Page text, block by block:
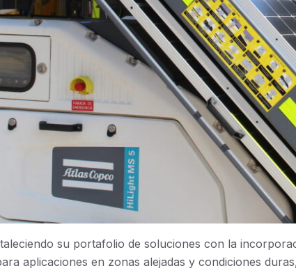
su portafolio de soluciones con la
aplicaciones en zonas alejadas y condiciones